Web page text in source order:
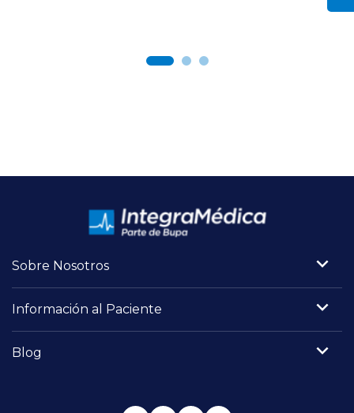
Sobre Nosotros
Información al Paciente
Blog